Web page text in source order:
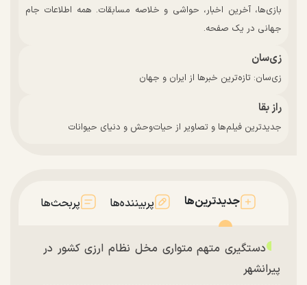
بازی‌ها، آخرین اخبار، حواشی و خلاصه مسابقات. همه اطلاعات جام
جهانی در یک صفحه.
زی‌سان
زی‌سان: تازه‌ترین خبرها از ایران و جهان
راز بقا
جدیدترین فیلم‌ها و تصاویر از حیات‌وحش و دنیای حیوانات
جدیدترین‌ها پربیننده‌ها پربحث‌ها
دستگیری متهم متواری مخل نظام ارزی کشور در
پیرانشهر